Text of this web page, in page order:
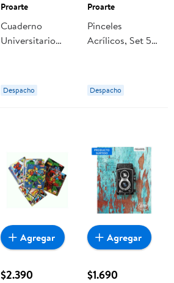
Proarte
Cuaderno
Universitario
Producto Surtido
1 Un Proarte
Despacho
Proarte
Pinceles
Acrílicos, Set 5
Despacho
$2.390
Agregar
$1.690
Agregar